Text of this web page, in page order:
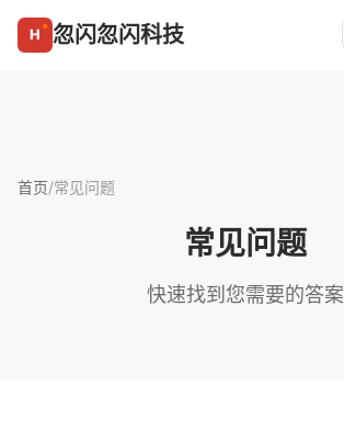
忽闪忽闪科技
首页/常见问题
常见问题
快速找到您需要的答案